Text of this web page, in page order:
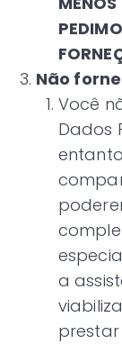
Não
Você
Dados
a